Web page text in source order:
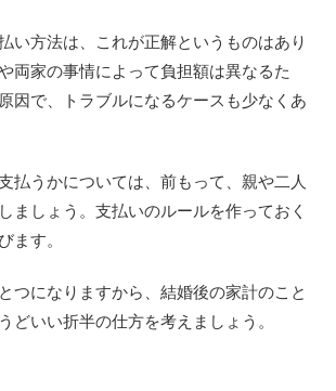
い方法は、これが正解というものはあり
両家の事情によって負担額は異なるた
因で、トラブルになるケースも少なくあ
払うかについては、前もって、親や二人
ましょう。支払いのルールを作っておく
ます。
つになりますから、結婚後の家計のこと
どいい折半の仕方を考えましょう。